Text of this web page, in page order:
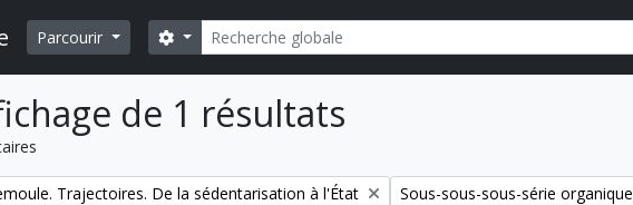
Parcourir Rechercher
Search options
de 1 résultats
Trajectoires. De la sédentarisation à l'État Remove filter:
Sous-sous-sous-série organique